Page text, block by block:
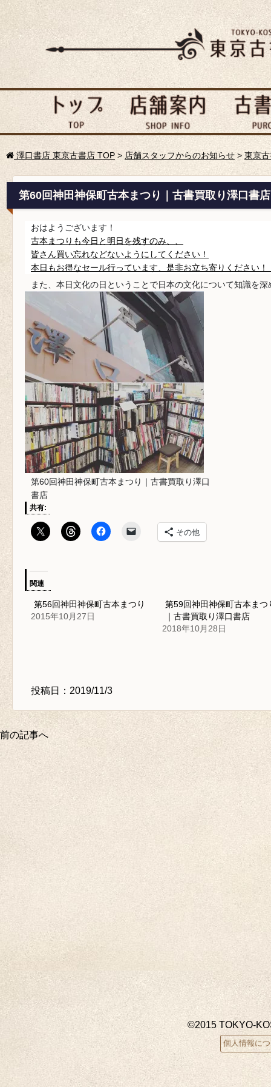
澤口書店 東京古書店 TOP > 店舗スタッフからのお知らせ> 東京
第60回神田神保町古本まつり｜古書買取り澤口書店
おはようございます！
古本まつりも今日と明日を残すのみ、、
皆さん買い忘れなどないようにしてください！
本日もお得なセール行っています、是非お立ち寄りください！
また、本日文化の日ということで日本の文化について知識を
第60回神田神保町古本まつり｜古書買取り澤口
書店
共有:
その他
関連
第56回神田神保町古本まつり
2015年10月27日
第59回神田神保町古本まつ
｜古書買取り澤口書店
2018年10月28日
投稿日：2019/11/3
前の記事へ
©2015 TOKYO-
個人情報に